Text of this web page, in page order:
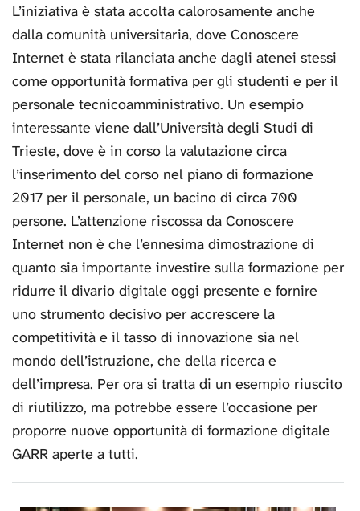
L’iniziativa è stata accolta calorosamente anche
dalla comunità universitaria, dove Conoscere
Internet è stata rilanciata anche dagli atenei stessi
come opportunità formativa per gli studenti e per il
personale tecnicoamministrativo. Un esempio
interessante viene dall’Università degli Studi di
Trieste, dove è in corso la valutazione circa
l’inserimento del corso nel piano di formazione
2017 per il personale, un bacino di circa 700
persone. L’attenzione riscossa da Conoscere
Internet non è che l’ennesima dimostrazione di
quanto sia importante investire sulla formazione per
ridurre il divario digitale oggi presente e fornire
uno strumento decisivo per accrescere la
competitività e il tasso di innovazione sia nel
mondo dell’istruzione, che della ricerca e
dell’impresa. Per ora si tratta di un esempio riuscito
di riutilizzo, ma potrebbe essere l’occasione per
proporre nuove opportunità di formazione digitale
GARR aperte a tutti.